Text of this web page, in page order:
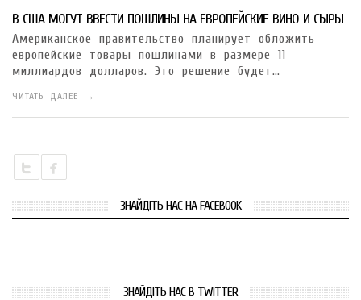
В США МОГУТ ВВЕСТИ ПОШЛИНЫ НА ЕВРОПЕЙСКИЕ ВИНО И СЫРЫ
Американское правительство планирует обложить
европейские товары пошлинами в размере 11
миллиардов долларов. Это решение будет…
ЧИТАТЬ ДАЛЕЕ →
ЗНАЙДІТЬ НАС НА FACEBOOK
ЗНАЙДІТЬ НАС В TWITTER